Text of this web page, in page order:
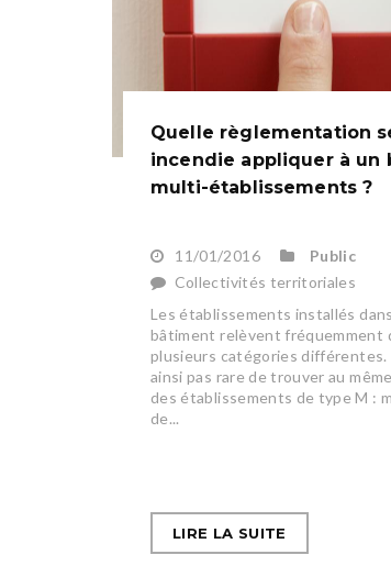
Quelle règlementation
incendie appliquer à un
multi-établissements ?
11/01/2016
Public
Collectivités territoriales
Les établissements installés
bâtiment relèvent fréquemment
plusieurs catégories différentes.
ainsi pas rare de trouver au
des établissements de type M :
de...
LIRE LA SUITE